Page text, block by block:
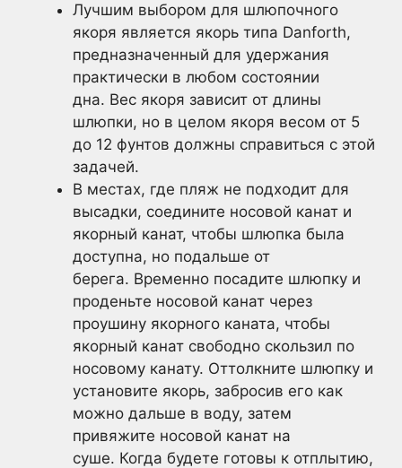
Лучшим выбором для шлюпочного
якоря является якорь типа Danforth,
предназначенный для удержания
практически в любом состоянии
дна. Вес якоря зависит от длины
шлюпки, но в целом якоря весом от 5
до 12 фунтов должны справиться с этой
задачей.
В местах, где пляж не подходит для
высадки, соедините носовой канат и
якорный канат, чтобы шлюпка была
доступна, но подальше от
берега. Временно посадите шлюпку и
проденьте носовой канат через
проушину якорного каната, чтобы
якорный канат свободно скользил по
носовому канату. Оттолкните шлюпку и
установите якорь, забросив его как
можно дальше в воду, затем
привяжите носовой канат на
суше. Когда будете готовы к отплытию,